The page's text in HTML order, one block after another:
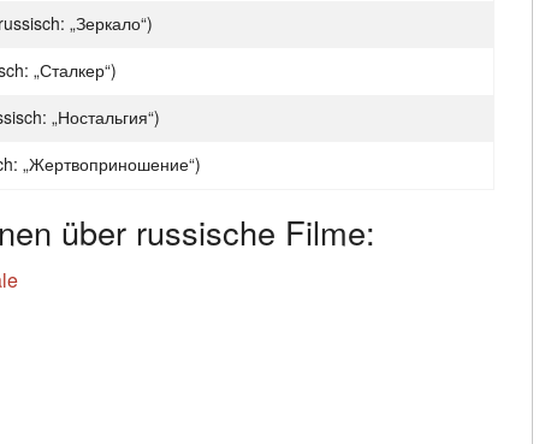
„Зеркало“)
„Сталкер“)
„Ностальгия“)
„Жертвоприношение“)
über russische Filme: